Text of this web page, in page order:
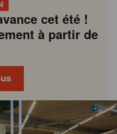
cet été !
à partir de